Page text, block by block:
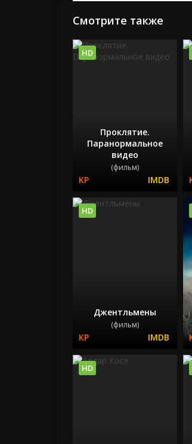
Смотрите также
Проклятие.
Паранормальное
видео
(фильм)
HD
Джентльмены
(фильм)
HD
HD